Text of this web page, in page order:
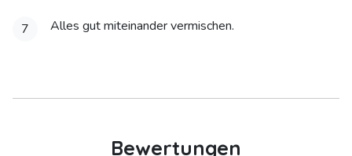
7 Alles gut miteinander vermischen.
Bewertungen